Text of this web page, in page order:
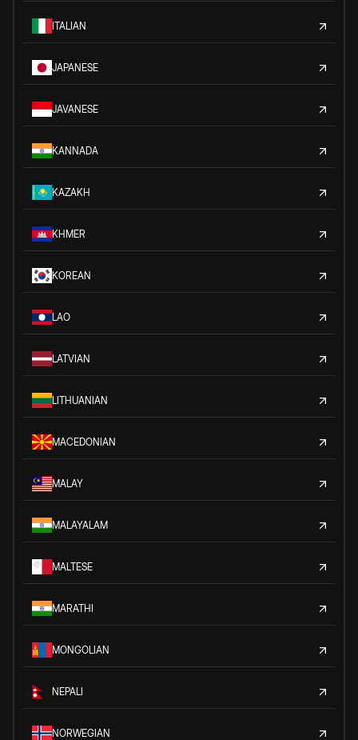
ITALIAN
JAPANESE
JAVANESE
KANNADA
KAZAKH
KHMER
KOREAN
LAO
LATVIAN
LITHUANIAN
MACEDONIAN
MALAY
MALAYALAM
MALTESE
MARATHI
MONGOLIAN
NEPALI
NORWEGIAN